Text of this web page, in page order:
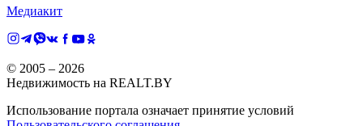
Медиакит
© 2005 – 2026
Недвижимость на REALT.BY
Использование портала означает принятие условий